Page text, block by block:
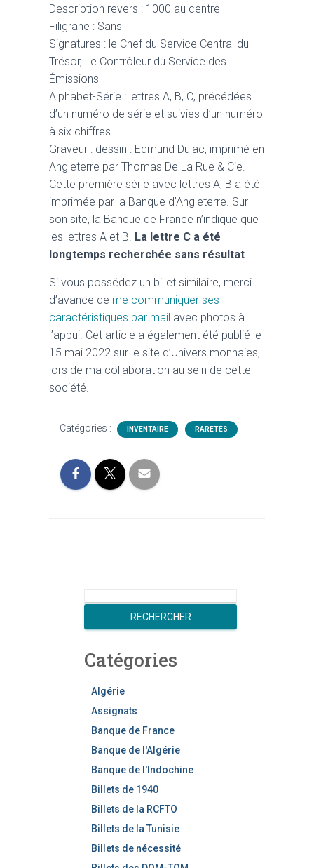
Description revers : 1000 au centre
Filigrane : Sans
Signatures : le Chef du Service Central du
Trésor, Le Contrôleur du Service des
Émissions
Alphabet-Série : lettres A, B, C, précédées
d’un numéro de série et suivies d’un numéro
à six chiffres
Graveur : dessin : Edmund Dulac, imprimé en
Angleterre par Thomas De La Rue & Cie.
Cette première série avec lettres A, B a été
imprimée par la Banque d’Angleterre. Sur
son site, la Banque de France n’indique que
les lettres A et B. La lettre C a été
longtemps recherchée sans résultat.
Si vous possédez un billet similaire, merci
d’avance de me communiquer ses
caractéristiques par mail avec photos à
l’appui. Cet article a également été publié le
15 mai 2022 sur le site d’Univers monnaies,
lors de ma collaboration au sein de cette
société.
Catégories : INVENTAIRE RARETÉS
c
e
RECHERCHER
Catégories
Algérie
Assignats
Banque de France
Banque de l'Algérie
Banque de l'Indochine
Billets de 1940
Billets de la RCFTO
Billets de la Tunisie
Billets de nécessité